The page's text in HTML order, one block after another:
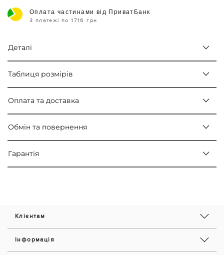
Оплата частинами від ПриватБанк
3 платежі по 1716 грн
Деталі
Таблиця розмірів
Оплата та доставка
Обмін та повернення
Гарантія
Клієнтам
Інформація